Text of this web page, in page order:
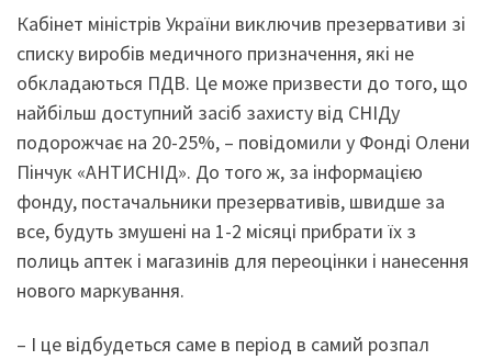
Кабінет міністрів України виключив презервативи зі
списку виробів медичного призначення, які не
обкладаються ПДВ. Це може призвести до того, що
найбільш доступний засіб захисту від СНІДу
подорожчає на 20-25%, – повідомили у Фонді Олени
Пінчук «АНТИСНІД». До того ж, за інформацією
фонду, постачальники презервативів, швидше за
все, будуть змушені на 1-2 місяці прибрати їх з
полиць аптек і магазинів для переоцінки і нанесення
нового маркування.
– І це відбудеться саме в період в самий розпал